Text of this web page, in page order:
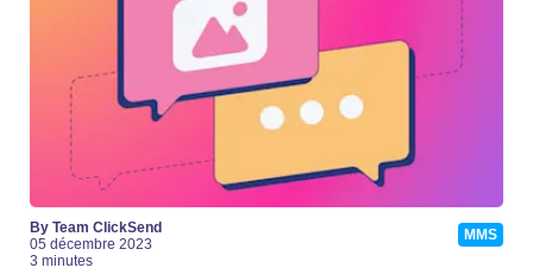
By Team ClickSend
05 décembre 2023
3 minutes
MMS